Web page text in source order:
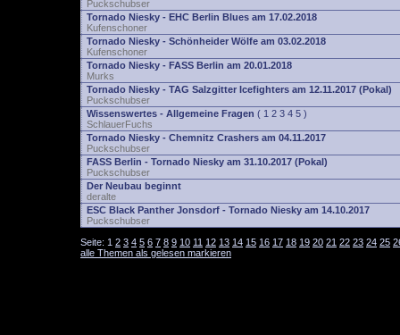
Puckschubser
Tornado Niesky - EHC Berlin Blues am 17.02.2018
Kufenschoner
Tornado Niesky - Schönheider Wölfe am 03.02.2018
Kufenschoner
Tornado Niesky - FASS Berlin am 20.01.2018
Murks
Tornado Niesky - TAG Salzgitter Icefighters am 12.11.2017 (Pokal)
Puckschubser
Wissenswertes - Allgemeine Fragen ( 1 2 3 4 5 )
SchlauerFuchs
Tornado Niesky - Chemnitz Crashers am 04.11.2017
Puckschubser
FASS Berlin - Tornado Niesky am 31.10.2017 (Pokal)
Puckschubser
Der Neubau beginnt
deralte
ESC Black Panther Jonsdorf - Tornado Niesky am 14.10.2017
Puckschubser
Seite: 1 2 3 4 5 6 7 8 9 10 11 12 13 14 15 16 17 18 19 20 21 22 23 24 25
alle Themen als gelesen markieren